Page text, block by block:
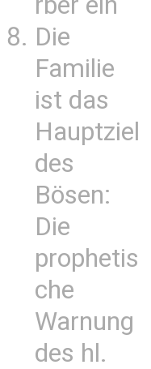
Die
Familie
ist das
Hauptziel
des
Bösen:
Die
prophetis
che
Warnung
des hl.